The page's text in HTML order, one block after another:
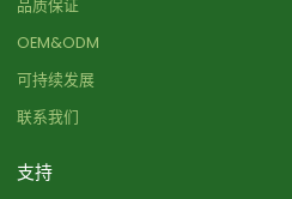
品质保证
OEM&ODM
可持续发展
联系我们
支持